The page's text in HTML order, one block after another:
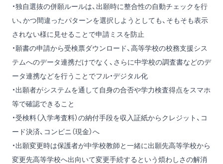
・独自選抜の併願ルールは、出願時に整合性の自動チェックを行
い、かつ間違ったパターンを選択しようとしても、そもそも表示
されない様に見せることで申請ミスを防止
・願書の申請から受検票ダウンロード、高等学校の校務支援シス
テムへのデータ連携だけでなく、さらに中学校の調査書などのデ
ータ連携などを行うことでフル・デジタル化
・出願者がシステムを通して自身の合否や学力検査得点をスマホ
等で確認できること
・受検料（入学考査料）の納付手段を収入証紙からクレジット、コ
ード決済、コンビニ（現金）へ
・出願変更時は保護者が中学校教師と一緒に出願先高等学校から
変更先高等学校へ出向いて変更手続するという煩わしさの解消